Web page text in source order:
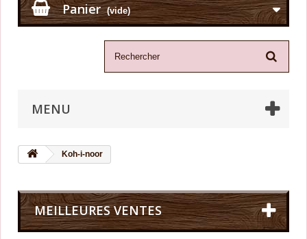
Panier (vide)
MENU
Koh-i-noor
MEILLEURES VENTES